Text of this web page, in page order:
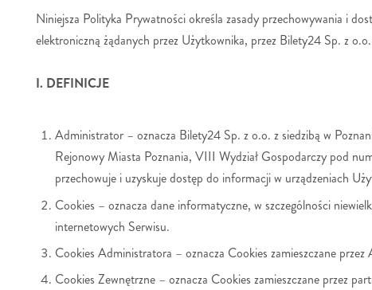
Niniejsza Polityka Prywatności określa zasady przechowywania i
elektroniczną żądanych przez Użytkownika, przez Bilety24 Sp. z
I. DEFINICJE
Administrator – oznacza Bilety24 Sp. z o.o. z siedzibą w
Rejonowy Miasta Poznania, VIII Wydział Gospodarczy pod
przechowuje i uzyskuje dostęp do informacji w urządzeniach
Cookies – oznacza dane informatyczne, w szczególności
internetowych Serwisu.
Cookies Administratora – oznacza Cookies zamieszczane
Cookies Zewnętrzne – oznacza Cookies zamieszczane przez